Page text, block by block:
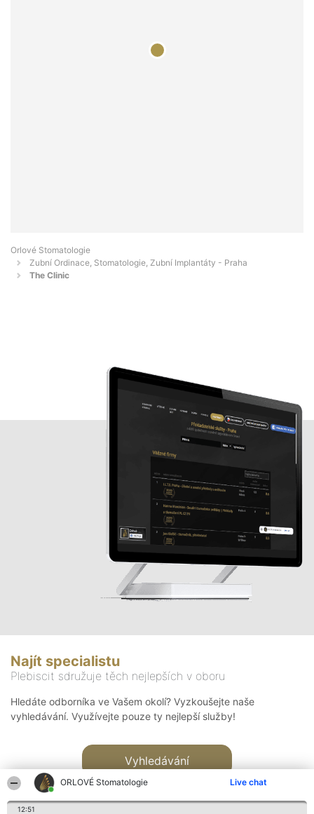
ORLOVÉ Stomatologie Live chat
12:51
Orlové Stomatologie
Zubní Ordinace, Stomatologie, Zubní Implantáty - Praha
The Clinic
Najít specialistu
Plebiscit sdružuje těch nejlepších v oboru
Hledáte odborníka ve Vašem okolí? Vyzkoušejte naše
vyhledávání. Využívejte pouze ty nejlepší služby!
Vyhledávání